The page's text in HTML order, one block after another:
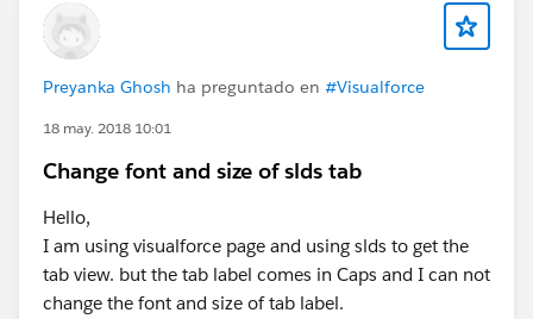
Preyanka Ghosh ha preguntado en #Visualforce
18 may. 2018 10:01
Change font and size of slds tab
Hello,
I am using visualforce page and using slds to get the
tab view. but the tab label comes in Caps and I can not
change the font and size of tab label.